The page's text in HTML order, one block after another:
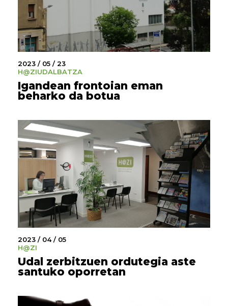
2023 / 05 / 23
H@ZIUDALBATZA
Igandean frontoian eman
beharko da botua
2023 / 04 / 05
H@ZI
Udal zerbitzuen ordutegia aste
santuko oporretan